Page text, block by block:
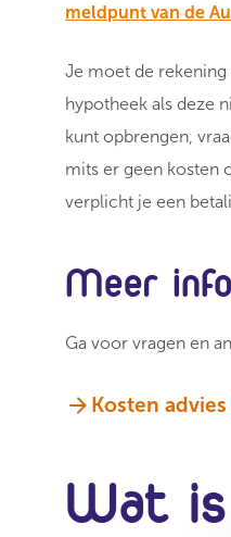
meldpunt van de
Je moet de rekening
hypotheek als deze
kunt opbrengen,
mits er geen kosten
verplicht je een
Meer
Ga voor vragen en
Kosten
Wat